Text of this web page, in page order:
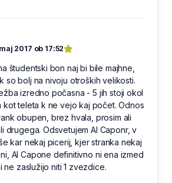
2017 ob 17:52
študentski bon naj bi bile majhne,
so bolj na nivoju otroških velikosti.
izredno počasna - 5 jih stoji okol
kot teleta k ne vejo kaj počet. Odnos
obupen, brez hvala, prosim ali
drugega. Odsvetujem Al Caponr, v
kar nekaj picerij, kjer stranka nekaj
Al Capone definitivno ni ena izmed
ne zaslužijo niti 1 zvezdice.